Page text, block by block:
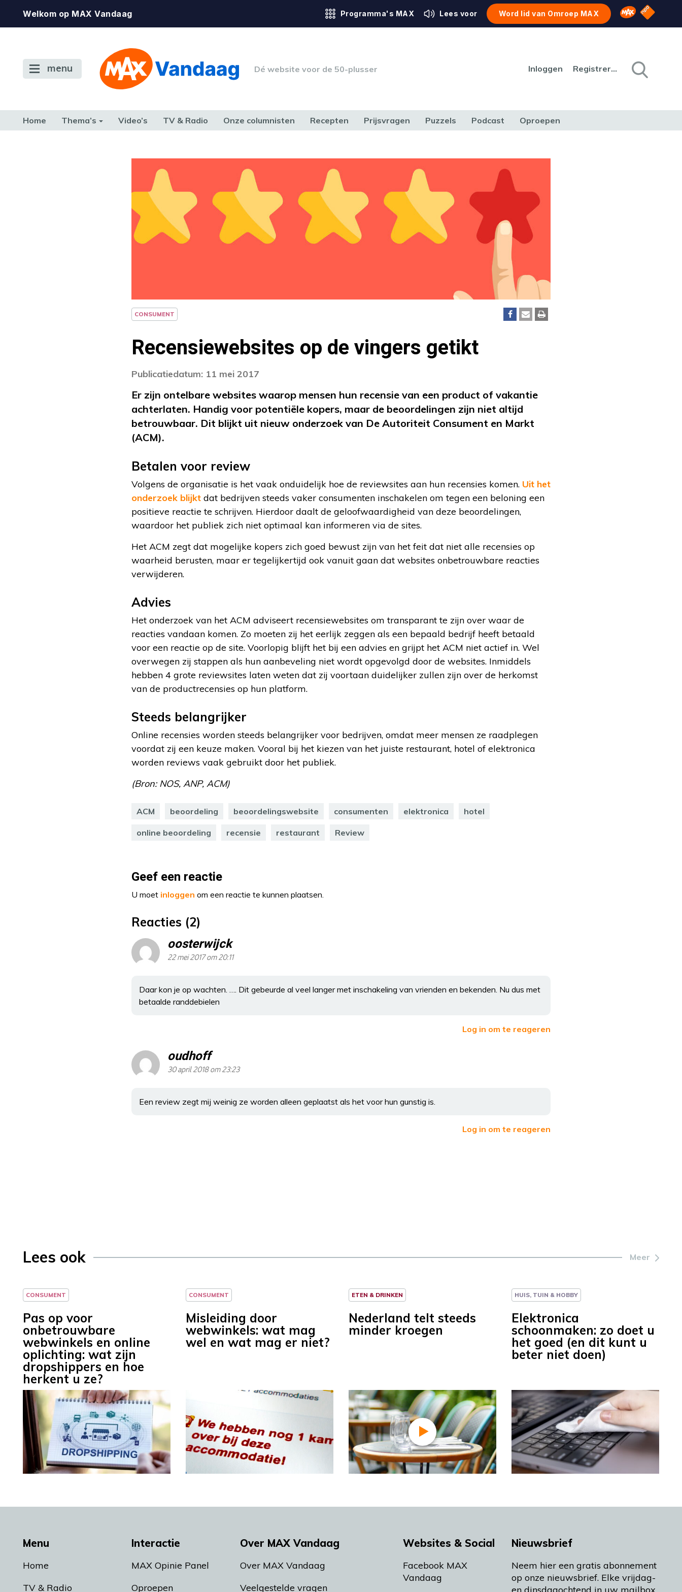
Welkom op MAX Vandaag Programma's MAX Lees voor Word lid van Omroep MAX Omroep MAX
NPO
menu Dé website voor de 50-plusser Inloggen Registreren
Home Thema’s Video’s TV & Radio Onze columnisten Recepten Prijsvragen Puzzels Podcast Oproepen
CONSUMENT
Recensiewebsites op de vingers getikt
Publicatiedatum: 11 mei 2017
Er zijn ontelbare websites waarop mensen hun recensie van een product of vakantie
achterlaten. Handig voor potentiële kopers, maar de beoordelingen zijn niet altijd
betrouwbaar. Dit blijkt uit nieuw onderzoek van De Autoriteit Consument en Markt
(ACM).
Betalen voor review
Volgens de organisatie is het vaak onduidelijk hoe de reviewsites aan hun recensies komen. Uit het
onderzoek blijkt dat bedrijven steeds vaker consumenten inschakelen om tegen een beloning een
positieve reactie te schrijven. Hierdoor daalt de geloofwaardigheid van deze beoordelingen,
waardoor het publiek zich niet optimaal kan informeren via de sites.
Het ACM zegt dat mogelijke kopers zich goed bewust zijn van het feit dat niet alle recensies op
waarheid berusten, maar er tegelijkertijd ook vanuit gaan dat websites onbetrouwbare reacties
verwijderen.
Advies
Het onderzoek van het ACM adviseert recensiewebsites om transparant te zijn over waar de
reacties vandaan komen. Zo moeten zij het eerlijk zeggen als een bepaald bedrijf heeft betaald
voor een reactie op de site. Voorlopig blijft het bij een advies en grijpt het ACM niet actief in. Wel
overwegen zij stappen als hun aanbeveling niet wordt opgevolgd door de websites. Inmiddels
hebben 4 grote reviewsites laten weten dat zij voortaan duidelijker zullen zijn over de herkomst
van de productrecensies op hun platform.
Steeds belangrijker
Online recensies worden steeds belangrijker voor bedrijven, omdat meer mensen ze raadplegen
voordat zij een keuze maken. Vooral bij het kiezen van het juiste restaurant, hotel of elektronica
worden reviews vaak gebruikt door het publiek.
(Bron: NOS, ANP, ACM)
ACM beoordeling beoordelingswebsite consumenten elektronica hotel
online beoordeling recensie restaurant Review
Geef een reactie
U moet inloggen om een reactie te kunnen plaatsen.
Reacties (2)
oosterwijck
22 mei 2017 om 20:11
Daar kon je op wachten. …. Dit gebeurde al veel langer met inschakeling van vrienden en bekenden. Nu dus met
betaalde randdebielen
Log in om te reageren
oudhoff
30 april 2018 om 23:23
Een review zegt mij weinig ze worden alleen geplaatst als het voor hun gunstig is.
Log in om te reageren
Lees ook Meer
CONSUMENT
Pas op voor
onbetrouwbare
webwinkels en online
oplichting: wat zijn
dropshippers en hoe
herkent u ze?
CONSUMENT
Misleiding door
webwinkels: wat mag
wel en wat mag er niet?
ETEN & DRINKEN
Nederland telt steeds
minder kroegen
HUIS, TUIN & HOBBY
Elektronica
schoonmaken: zo doet u
het goed (en dit kunt u
beter niet doen)
Menu
Home
TV & Radio
Interactie
MAX Opinie Panel
Oproepen
Over MAX Vandaag
Over MAX Vandaag
Veelgestelde vragen
Websites & Social
Facebook MAX
Vandaag
Nieuwsbrief
Neem hier een gratis abonnement
op onze nieuwsbrief. Elke vrijdag-
en dinsdagochtend in uw mailbox.